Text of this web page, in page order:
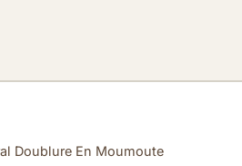
Doublure En Moumoute